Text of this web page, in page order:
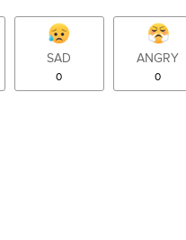
SAD
0
ANGRY
0